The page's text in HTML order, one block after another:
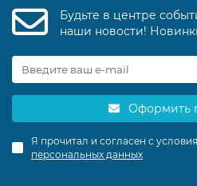
Будьте в центре
наши новости!
Оформить
Я прочитал и согласен с
персональных данных